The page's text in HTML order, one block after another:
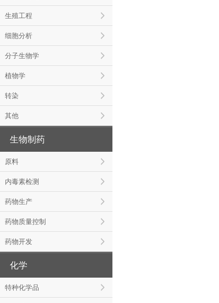
生殖工程
细胞分析
分子生物学
植物学
转染
其他
生物制药
原料
内毒素检测
药物生产
药物质量控制
药物开发
化学
特种化学品